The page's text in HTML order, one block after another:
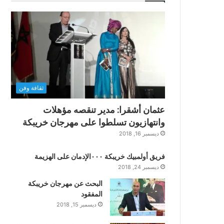
ثقافة وفن
عثمان أشقرا: مدير تنقصه مؤهلات
وانتهازيون تسلطوا على مهرجان خريبكة
ديسمبر 16, 2018
فريق أولمبيك خريبكة ٠٠٠الإدمان على الهزيمة
ديسمبر 24, 2018
البحث عن مهرجان خريبكة
المفقود
ديسمبر 15, 2018